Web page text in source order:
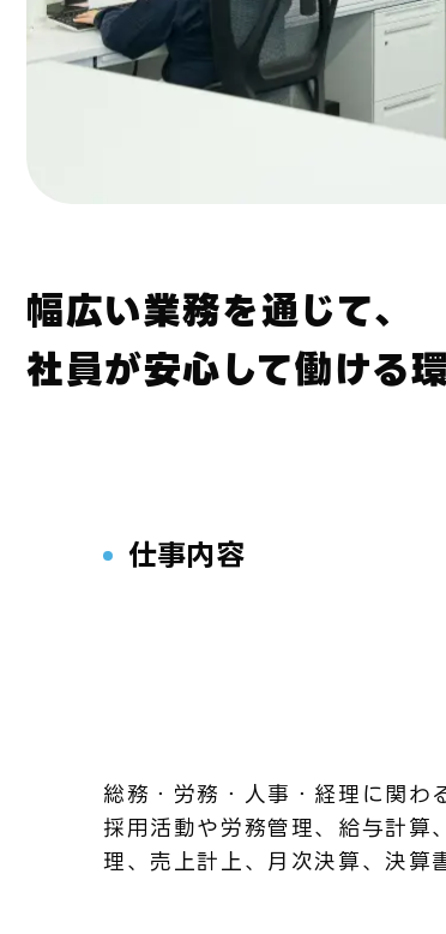
幅広い業務を通じて、
社員が安心して働ける
仕事内容
総務・労務・人事・経理に関わ
採用活動や労務管理、給与計算
理、売上計上、月次決算、決算